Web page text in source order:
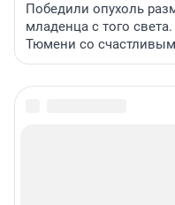
Победили опухоль
младенца с того
Тюмени со